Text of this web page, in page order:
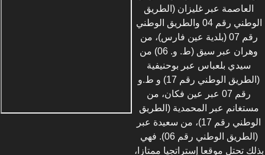
العاصمة عبر غليزان (الطريق
الوطني رقم 04 والطريق الوطني
رقم 07 (بلدية عين فارس)، من
وهران عبر سيق (ط. و. 06) من
سيدي بلعباس عبر بوحنيفية
(الطريق الوطني رقم 17) و ط.و
رقم 07 عبر عين فكان، من
مستغانم عبر المحمدية (الطريق
الوطني رقم 17)، من سعيدة عبر
(الطريق الوطني رقم 06). فهي
بذلك تحتل موقعا إستراتجيا ممتازا،